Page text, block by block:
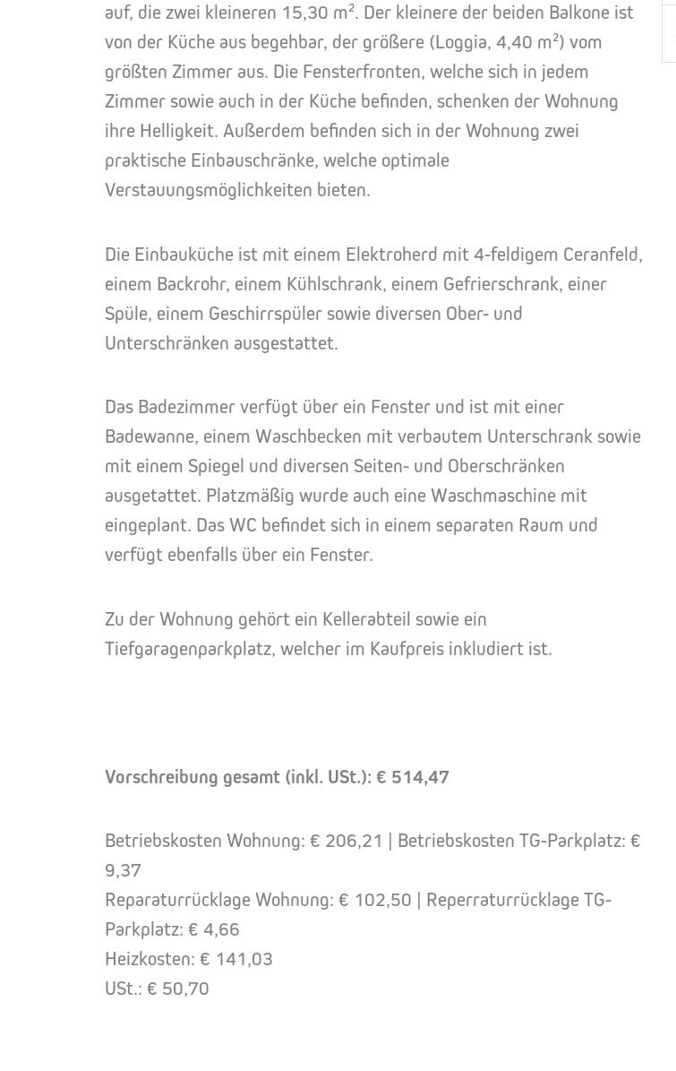
auf, die zwei kleineren 15,30 m². Der kleinere der beiden Balkone ist
von der Küche aus begehbar, der größere (Loggia, 4,40 m²) vom
größten Zimmer aus. Die Fensterfronten, welche sich in jedem
Zimmer sowie auch in der Küche befinden, schenken der Wohnung
ihre Helligkeit. Außerdem befinden sich in der Wohnung zwei
praktische Einbauschränke, welche optimale
Verstauungsmöglichkeiten bieten.
Die Einbauküche ist mit einem Elektroherd mit 4-feldigem Ceranfeld,
einem Backrohr, einem Kühlschrank, einem Gefrierschrank, einer
Spüle, einem Geschirrspüler sowie diversen Ober- und
Unterschränken ausgestattet.
Das Badezimmer verfügt über ein Fenster und ist mit einer
Badewanne, einem Waschbecken mit verbautem Unterschrank sowie
mit einem Spiegel und diversen Seiten- und Oberschränken
ausgetattet. Platzmäßig wurde auch eine Waschmaschine mit
eingeplant. Das WC befindet sich in einem separaten Raum und
verfügt ebenfalls über ein Fenster.
Zu der Wohnung gehört ein Kellerabteil sowie ein
Tiefgaragenparkplatz, welcher im Kaufpreis inkludiert ist.
Vorschreibung gesamt (inkl. USt.): € 514,47
Betriebskosten Wohnung: € 206,21 | Betriebskosten TG-Parkplatz: €
9,37
Reparaturrücklage Wohnung: € 102,50 | Reperraturrücklage TG-
Parkplatz: € 4,66
Heizkosten: € 141,03
USt.: € 50,70